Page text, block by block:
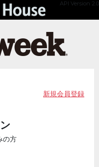
API Version 2.0
新規会員登録
の方